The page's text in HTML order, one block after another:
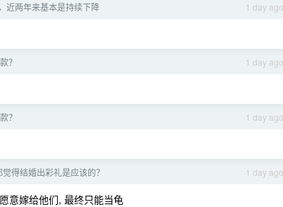
1 day ago
近两年来基本是持续下降
1 day ago
？
1 day ago
？
1 day ago
得结婚出彩礼是应该的？
意嫁给他们, 最终只能当龟